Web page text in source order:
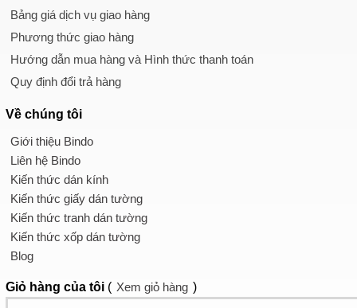
Bảng giá dịch vụ giao hàng
Phương thức giao hàng
Hướng dẫn mua hàng và Hình thức thanh toán
Quy định đổi trả hàng
Về chúng tôi
Giới thiệu Bindo
Liên hệ Bindo
Kiến thức dán kính
Kiến thức giấy dán tường
Kiến thức tranh dán tường
Kiến thức xốp dán tường
Blog
Giỏ hàng của tôi ( Xem giỏ hàng )